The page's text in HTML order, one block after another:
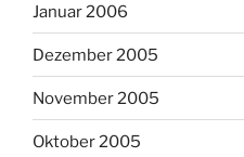
Januar 2006
Dezember 2005
November 2005
Oktober 2005